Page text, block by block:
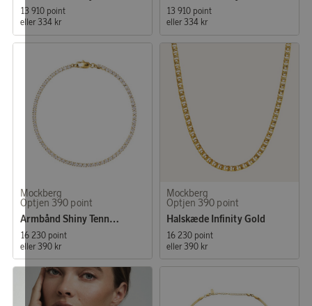
13 910 point
eller 334 kr
13 910 point
eller 334 kr
Mockberg
Optjen 390 point
Armbånd Shiny Tennis Guld M
16 230 point
eller 390 kr
Mockberg
Optjen 390 point
Halskæde Infinity Gold
16 230 point
eller 390 kr